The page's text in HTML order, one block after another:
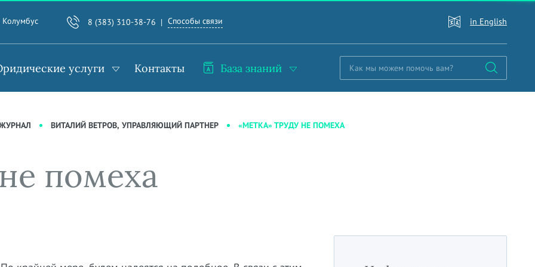
Колумбус 8 (383) 310-38-76 Способы связи in English
услуги Контакты База знаний
ВИТАЛИЙ ВЕТРОВ, УПРАВЛЯЮЩИЙ ПАРТНЕР «МЕТКА» ТРУДУ НЕ ПОМЕХА
помеха